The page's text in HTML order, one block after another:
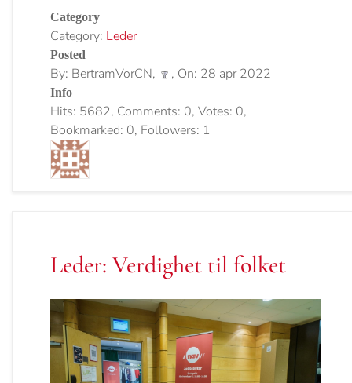
Category
Category: Leder
Posted
By: BertramVorCN, , On: 28 apr 2022
Info
Hits: 5682, Comments: 0, Votes: 0,
Bookmarked: 0, Followers: 1
Leder: Verdighet til folket